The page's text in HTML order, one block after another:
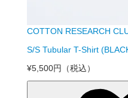
COTTON RESEARCH
S/S Tubular T-Shirt
¥5,500円
（税込）